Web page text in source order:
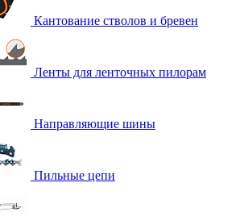
Кантование стволов и бревен
Ленты для ленточных пилорам
Направляющие шины
Пильные цепи